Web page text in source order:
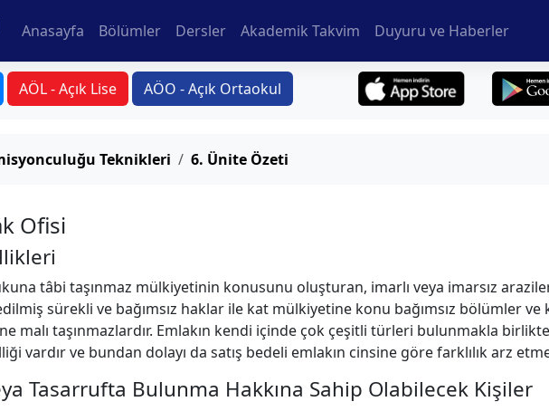
Anasayfa Bölümler Dersler Akademik Takvim Duyuru ve Haberler
AÖL - Açık Lise AÖO - Açık Ortaokul
Teknikleri 6. Ünite Özeti
Ofisi
tâbi taşınmaz mülkiyetinin konusunu oluşturan, imarlı veya imarsız
sürekli ve bağımsız haklar ile kat mülkiyetine konu bağımsız bölümler ve
malı taşınmazlardır. Emlakın kendi içinde çok çeşitli türleri bulunmakla
vardır ve bundan dolayı da satış bedeli emlakın cinsine göre farklılık arz
Tasarrufta Bulunma Hakkına Sahip Olabilecek Kişiler